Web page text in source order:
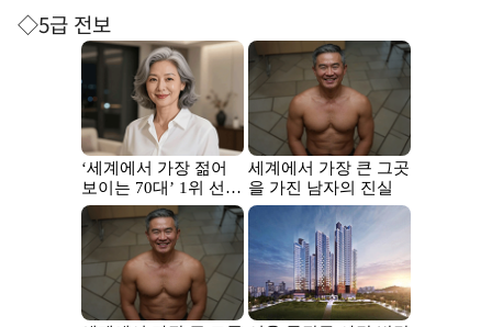
◇5급 전보